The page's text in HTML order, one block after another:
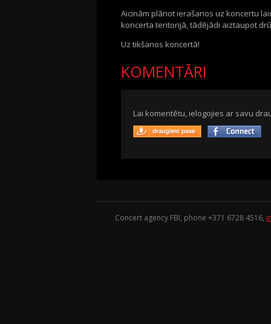
Aicinām plānot ierašanos uz koncertu
koncerta teritorijā, tādējādi aiztaupot
Uz tikšanos koncertā!
KOMENTĀRI
Lai komentētu, ielogojies ar savu
Concert agency FBI, phone +371 6728 4516,